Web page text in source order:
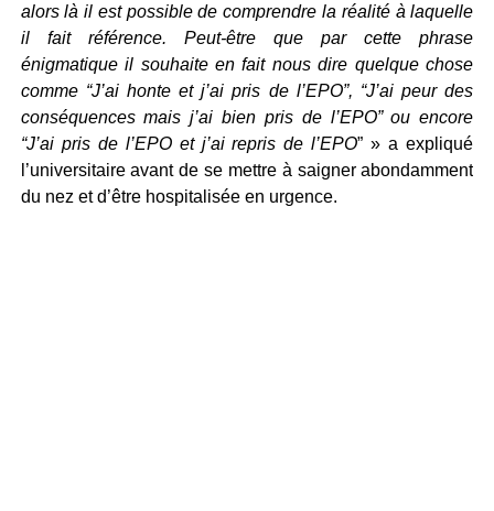
alors là il est possible de comprendre la réalité à laquelle
il fait référence. Peut-être que par cette phrase
énigmatique il souhaite en fait nous dire quelque chose
comme “J’ai honte et j’ai pris de l’EPO”, “J’ai peur des
conséquences mais j’ai bien pris de l’EPO” ou encore
“J’ai pris de l’EPO et j’ai repris de l’EPO” » a expliqué
l’universitaire avant de se mettre à saigner abondamment
du nez et d’être hospitalisée en urgence.